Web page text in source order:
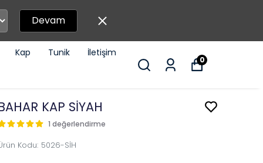
Devam
Kap Tunik İletişim
0
KAP SİYAH
1 değerlendirme
Kodu: 5026-SİH